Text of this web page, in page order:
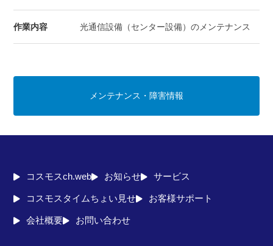
作業内容 光通信設備（センター設備）のメンテナンス
メンテナンス・障害情報
コスモスch.web お知らせ サービス
コスモスタイムちょい見せ お客様サポート
会社概要 お問い合わせ